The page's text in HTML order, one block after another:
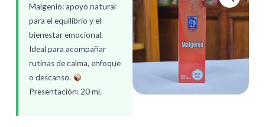
Malgenio: apoyo natural
para el equilibrio y el
bienestar emocional.
Ideal para acompañar
rutinas de calma, enfoque
o descanso.
Presentación: 20 ml.